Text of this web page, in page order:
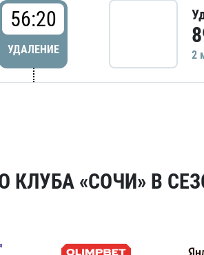
56:20
УДАЛЕНИЕ 2
«СОЧИ» В